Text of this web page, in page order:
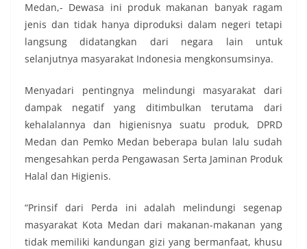
Medan,- Dewasa ini produk makanan banyak ragam
jenis dan tidak hanya diproduksi dalam negeri tetapi
langsung didatangkan dari negara lain untuk
selanjutnya masyarakat Indonesia mengkonsumsinya.
Menyadari pentingnya melindungi masyarakat dari
dampak negatif yang ditimbulkan terutama dari
kehalalannya dan higienisnya suatu produk, DPRD
Medan dan Pemko Medan beberapa bulan lalu sudah
mengesahkan perda Pengawasan Serta Jaminan Produk
Halal dan Higienis.
“Prinsif dari Perda ini adalah melindungi segenap
masyarakat Kota Medan dari makanan-makanan yang
tidak memiliki kandungan gizi yang bermanfaat, khusu